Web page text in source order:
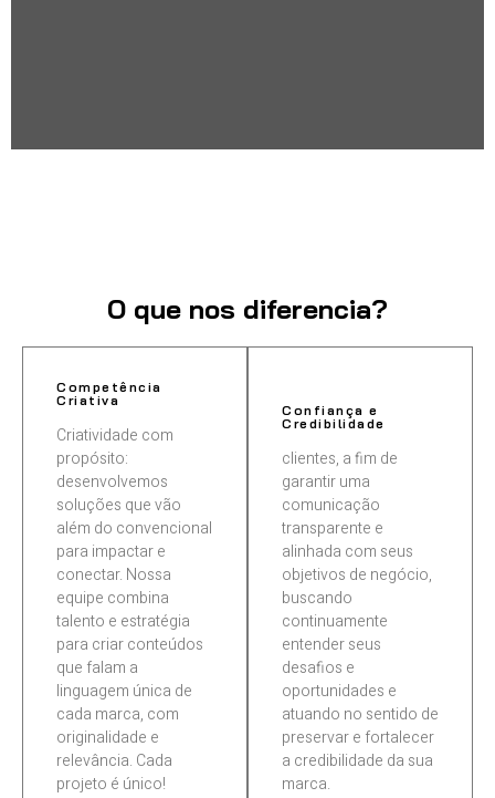
O que nos diferencia?
Competência
Criativa
Criatividade com
propósito:
desenvolvemos
soluções que vão
além do convencional
para impactar e
conectar. Nossa
equipe combina
talento e estratégia
para criar conteúdos
que falam a
linguagem única de
cada marca, com
originalidade e
relevância. Cada
projeto é único!
Confiança e
Credibilidade
clientes, a fim de
garantir uma
comunicação
transparente e
alinhada com seus
objetivos de negócio,
buscando
continuamente
entender seus
desafios e
oportunidades e
atuando no sentido de
preservar e fortalecer
a credibilidade da sua
marca.